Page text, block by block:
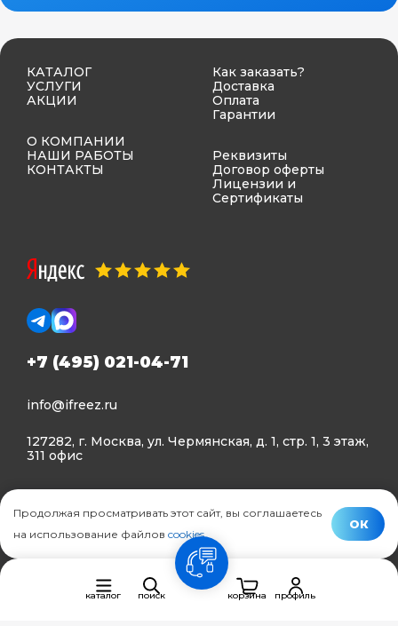
КАТАЛОГ
УСЛУГИ
АКЦИИ
О КОМПАНИИ
НАШИ РАБОТЫ
КОНТАКТЫ
Как заказать?
Доставка
Оплата
Гарантии
Реквизиты
Договор оферты
Лицензии и
Сертификаты
+7 (495) 021-04-71
info@ifreez.ru
127282, г. Москва, ул. Чермянская, д. 1, стр. 1, 3 этаж,
311 офис
Политика конфиденциальности
© Ifreez - продажа и установка климатической техники,
каталог поиск
связь
корзина
профиль
Продолжая просматривать этот сайт, вы соглашаетесь
на использование файлов cookies.
ОК